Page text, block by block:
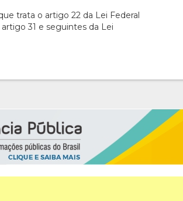
trata o artigo 22 da Lei Federal
31 e seguintes da Lei